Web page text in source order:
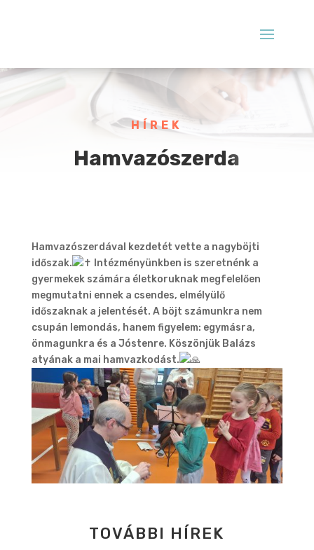
HÍREK
Hamvazószerda
Hamvazószerdával kezdetét vette a nagyböjti
időszak.
Intézményünkben is szeretnénk a
gyermekek számára életkoruknak megfelelően
megmutatni ennek a csendes, elmélyülő
időszaknak a jelentését. A böjt számunkra nem
csupán lemondás, hanem figyelem: egymásra,
önmagunkra és a Jóstenre. Köszönjük Balázs
atyának a mai hamvazkodást.
TOVÁBBI HÍREK